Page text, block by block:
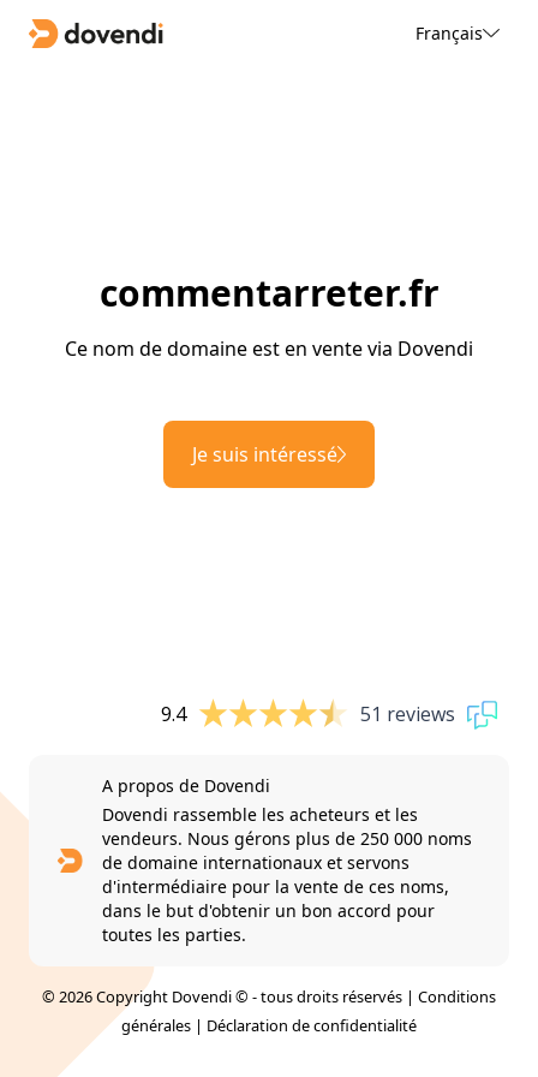
Français
commentarreter.fr
Ce nom de domaine est en vente via Dovendi
Je suis intéressé
9.4 51 reviews
A propos de Dovendi
Dovendi rassemble les acheteurs et les
vendeurs. Nous gérons plus de 250 000 noms
de domaine internationaux et servons
d'intermédiaire pour la vente de ces noms,
dans le but d'obtenir un bon accord pour
toutes les parties.
© 2026 Copyright Dovendi © - tous droits réservés | Conditions
générales | Déclaration de confidentialité